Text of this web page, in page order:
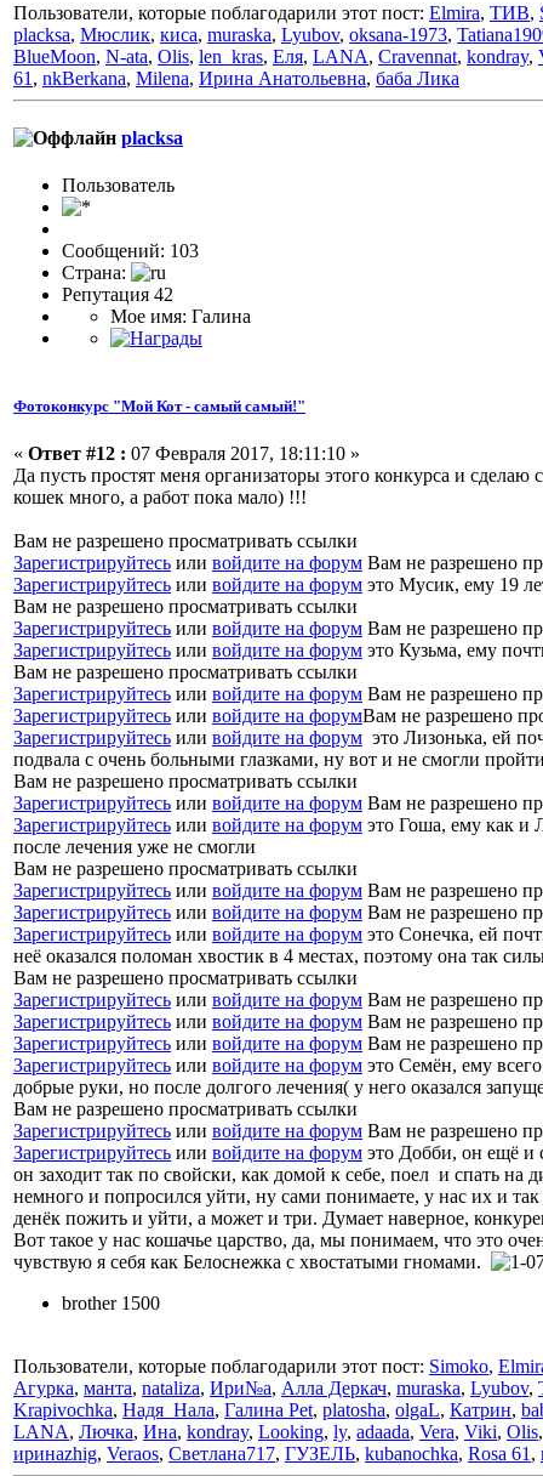
Пользователи, которые поблагодарили этот пост: Elmira, ТИВ,
placksa, Мюслик, киса, muraska, Lyubov, oksana-1973,
BlueMoon, N-ata, Olis, len_kras, Еля, LANA, Cravennat, kondray,
61 , nkBerkana, Milena, Ирина Анатольевна, баба Лика
placksa
Пользовaтeль
Сообщений: 103
Страна:
Репутация 42
Мое имя: Галина
Фотоконкурс "Мой Кот - самый самый!"
« Ответ #12 : 07 Февраля 2017, 18:11:10 »
Да пусть простят меня организаторы этого конкурса и
кошек много, а работ пока мало) !!!
Вам не разрешено просматривать ссылки
Зарегистрируйтесь или войдите на форум Вам не разрешено
Зарегистрируйтесь или войдите на форум это Мусик, ему 19
Вам не разрешено просматривать ссылки
Зарегистрируйтесь или войдите на форум Вам не разрешено
Зарегистрируйтесь или войдите на форум это Кузьма, ему
Вам не разрешено просматривать ссылки
Зарегистрируйтесь или войдите на форум Вам не разрешено
Зарегистрируйтесь или войдите на форумВам не разрешено
Зарегистрируйтесь или войдите на форум это Лизонька, ей
подвала с очень больными глазками, ну вот и не смогли
Вам не разрешено просматривать ссылки
Зарегистрируйтесь или войдите на форум Вам не разрешено
Зарегистрируйтесь или войдите на форум это Гоша, ему как и
после лечения уже не смогли
Вам не разрешено просматривать ссылки
Зарегистрируйтесь или войдите на форум Вам не разрешено
Зарегистрируйтесь или войдите на форум Вам не разрешено
Зарегистрируйтесь или войдите на форум это Сонечка, ей
неё оказался поломан хвостик в 4 местах, поэтому она так
Вам не разрешено просматривать ссылки
Зарегистрируйтесь или войдите на форум Вам не разрешено
Зарегистрируйтесь или войдите на форум Вам не разрешено
Зарегистрируйтесь или войдите на форум Вам не разрешено
Зарегистрируйтесь или войдите на форум это Семён, ему
добрые руки, но после долгого лечения( у него оказался
Вам не разрешено просматривать ссылки
Зарегистрируйтесь или войдите на форум Вам не разрешено
Зарегистрируйтесь или войдите на форум это Добби, он ещё и
он заходит так по свойски, как домой к себе, поел и спать
немного и попросился уйти, ну сами понимаете, у нас их и
денёк пожить и уйти, а может и три. Думает наверное,
Вот такое у нас кошачье царство, да, мы понимаем, что это
чувствую я себя как Белоснежка с хвостатыми гномами.
brother 1500
Пользователи, которые поблагодарили этот пост: Simoko,
Агурка, манта, nataliza, Ири№а, Алла Деркач, muraska, Lyubov,
Krapivochka, Надя_Нала, Галина Pet, platosha, olgaL, Катрин,
LANA, Лючка, Ина, kondray, Looking, ly, adaada, Vera, Viki, Olis
иринаzhig, Veraos, Светлана717, ГУЗЕЛЬ, kubanochka, Rosa 61 ,